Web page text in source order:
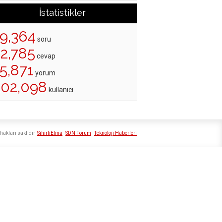
İstatistikler
soru
cevap
yorum
kullanıcı
SihirliElma SDN Forum Teknoloji Haberleri
saklıdır